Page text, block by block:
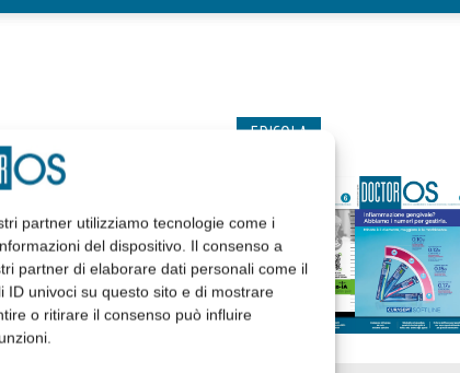
partner utilizziamo tecnologie come i
del dispositivo. Il consenso a
partner di elaborare dati personali come il
univoci su questo sito e di mostrare
o ritirare il consenso può influire
EDICOLA